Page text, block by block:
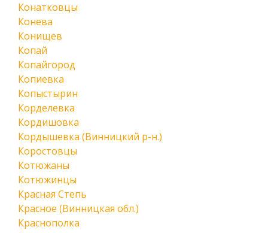
Конатковцы
Конева
Конищев
Копай
Копайгород
Копиевка
Копыстырин
Корделевка
Кордишовка
Кордышевка (Винницкий р-н.)
Коростовцы
Котюжаны
Котюжинцы
Красная Степь
Красное (Винницкая обл.)
Краснополка